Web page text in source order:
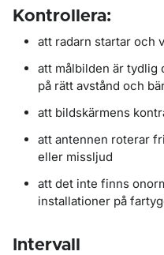
Kontrollera:
att radarn startar och
att målbilden är tydlig
på rätt avstånd och
att bildskärmens
att antennen roterar
eller missljud
att det inte finns
installationer på
Intervall